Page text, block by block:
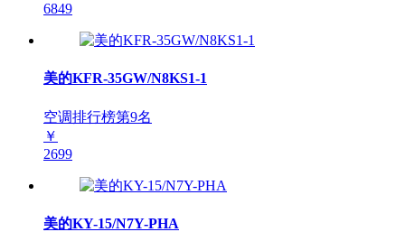
6849
美的KFR-35GW/N8KS1-1
空调排行榜第9名
￥
2699
美的KY-15/N7Y-PHA